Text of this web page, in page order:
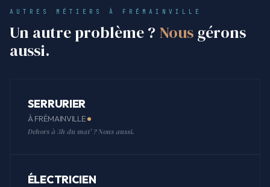
AUTRES MÉTIERS À FRÉMAINVILLE
Un autre problème ? Nous gérons
aussi.
SERRURIER
À FRÉMAINVILLE
Dehors à 3h du mat' ? Nous aussi.
ÉLECTRICIEN